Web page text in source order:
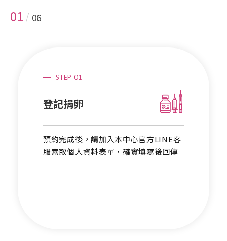
01 / 06
STEP 01
登記捐卵
預約完成後，請加入本中心官方LINE客
服索取個人資料表單，確實填寫後回傳